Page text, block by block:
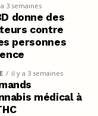
3 semaines
donne des
contre
personnes
il y a 3 semaines
médical à